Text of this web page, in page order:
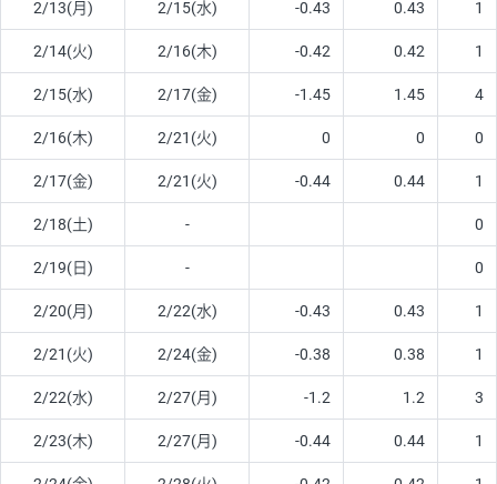
2/13(月) 2/15(水) -0.43 0.43 1
2/14(火) 2/16(木) -0.42 0.42 1
2/15(水) 2/17(金) -1.45 1.45 4
2/16(木) 2/21(火) 0 0 0
2/17(金) 2/21(火) -0.44 0.44 1
2/18(土) - 0
2/19(日) - 0
2/20(月) 2/22(水) -0.43 0.43 1
2/21(火) 2/24(金) -0.38 0.38 1
2/22(水) 2/27(月) -1.2 1.2 3
2/23(木) 2/27(月) -0.44 0.44 1